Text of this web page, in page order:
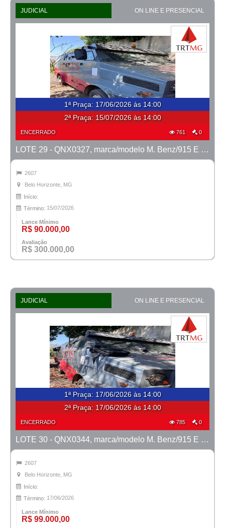
JUDICIAL ON LINE E PRESENCIAL
1ª Praça: 17/06/2026 às 14:00
2ª Praça: 15/07/2026 às 14:00
ENCERRADO 761 0
LOTE 29 - QNX0327, marca/modelo M. Benz/915 E MTX TVAL, ano 2016/2016
2607
Belo Horizonte, MG
Início:
Término: 15/07/2026
Lance Mínimo
R$ 90.000,00
Avaliação
R$ 300.000,00
JUDICIAL ON LINE E PRESENCIAL
1ª Praça: 17/06/2026 às 14:00
2ª Praça: 17/06/2026 às 14:00
ENCERRADO 785 0
LOTE 30 - QNX0344, marca/modelo M. Benz/915 E MTX TVAL, ano 2016/2016
2607
Belo Horizonte, MG
Início:
Término: 17/06/2026
Lance Mínimo
R$ 99.000,00